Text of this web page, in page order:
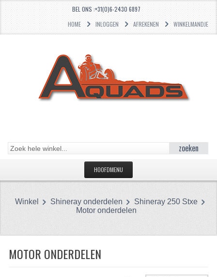
BEL ONS :+31(0)6-2430 6897
HOME
INLOGGEN AFREKENEN WINKELMANDJE
zoeken
HOOFDMENU
CATEGORIEËN
CFMOTO 500-A/2A / GOES 520
Winkel Shineray onderdelen
Shineray 250 Stxe
Motor onderdelen
MOTOR ONDERDELEN